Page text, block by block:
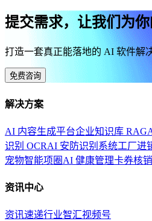
提交需求，让我们为
打造一套真正能落地的 AI 软件解
免费咨询
解决方案
AI 内容生成平台企业知识库 RAG
识别 OCRAI 安防识别系统工厂进
宠物智能项圈 AI 健康管理卡券核
资讯中心
资讯速递行业智汇视频号